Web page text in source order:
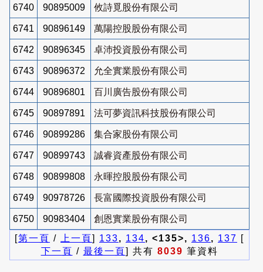
6740 90895009 攸詩覓股份有限公司
6741 90896149 萬陽控股股份有限公司
6742 90896345 卓沛投資股份有限公司
6743 90896372 允全實業股份有限公司
6744 90896801 百川廣告股份有限公司
6745 90897891 法可夢資訊科技股份有限公司
6746 90899286 集合家股份有限公司
6747 90899743 誠睿資產股份有限公司
6748 90899808 永暉控股股份有限公司
6749 90978726 長富國際投資股份有限公司
6750 90983404
創恩實業股份有限公司
[第一頁 / 上一頁] 133, 134, <135>, 136, 137 [
下一頁 / 最後一頁] 共有 8039 筆資料